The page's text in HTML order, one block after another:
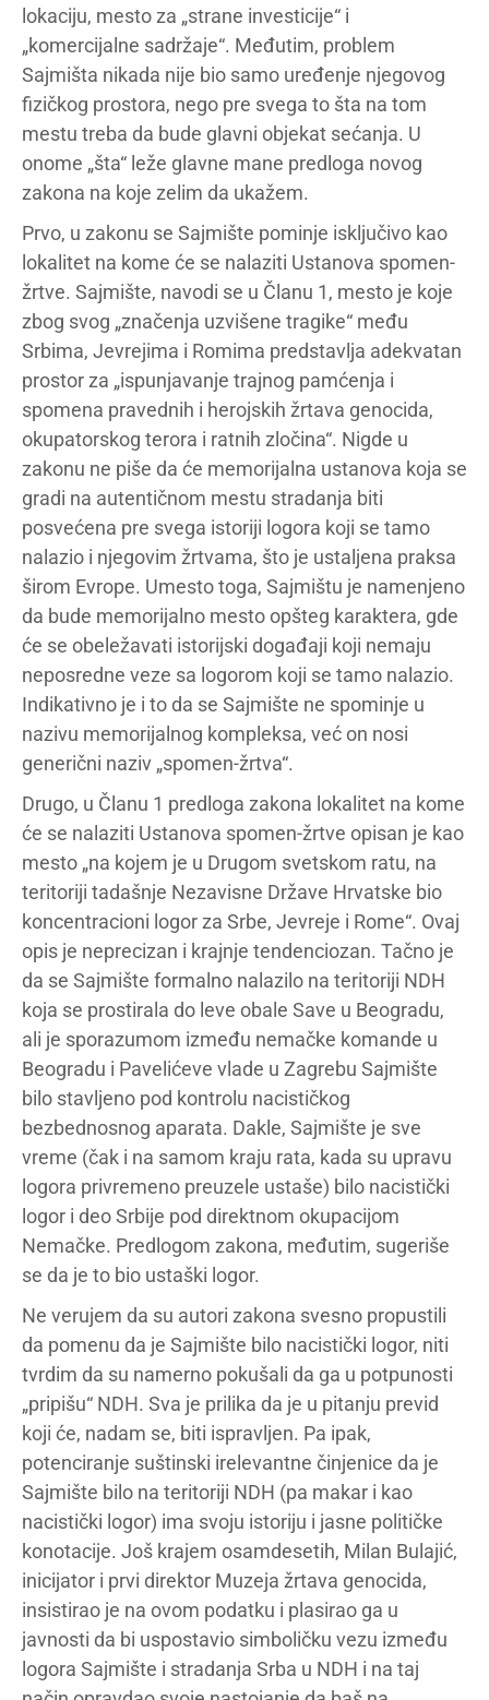
lokaciju, mesto za „strane investicije“ i
„komercijalne sadržaje“. Međutim, problem
Sajmišta nikada nije bio samo uređenje njegovog
fizičkog prostora, nego pre svega to šta na tom
mestu treba da bude glavni objekat sećanja. U
onome „šta“ leže glavne mane predloga novog
zakona na koje zelim da ukažem.
Prvo, u zakonu se Sajmište pominje isključivo kao
lokalitet na kome će se nalaziti Ustanova spomen-
žrtve. Sajmište, navodi se u Članu 1, mesto je koje
zbog svog „značenja uzvišene tragike“ među
Srbima, Jevrejima i Romima predstavlja adekvatan
prostor za „ispunjavanje trajnog pamćenja i
spomena pravednih i herojskih žrtava genocida,
okupatorskog terora i ratnih zločina“. Nigde u
zakonu ne piše da će memorijalna ustanova koja se
gradi na autentičnom mestu stradanja biti
posvećena pre svega istoriji logora koji se tamo
nalazio i njegovim žrtvama, što je ustaljena praksa
širom Evrope. Umesto toga, Sajmištu je namenjeno
da bude memorijalno mesto opšteg karaktera, gde
će se obeležavati istorijski događaji koji nemaju
neposredne veze sa logorom koji se tamo nalazio.
Indikativno je i to da se Sajmište ne spominje u
nazivu memorijalnog kompleksa, već on nosi
generični naziv „spomen-žrtva“.
Drugo, u Članu 1 predloga zakona lokalitet na kome
će se nalaziti Ustanova spomen-žrtve opisan je kao
mesto „na kojem je u Drugom svetskom ratu, na
teritoriji tadašnje Nezavisne Države Hrvatske bio
koncentracioni logor za Srbe, Jevreje i Rome“. Ovaj
opis je neprecizan i krajnje tendenciozan. Tačno je
da se Sajmište formalno nalazilo na teritoriji NDH
koja se prostirala do leve obale Save u Beogradu,
ali je sporazumom između nemačke komande u
Beogradu i Pavelićeve vlade u Zagrebu Sajmište
bilo stavljeno pod kontrolu nacističkog
bezbednosnog aparata. Dakle, Sajmište je sve
vreme (čak i na samom kraju rata, kada su upravu
logora privremeno preuzele ustaše) bilo nacistički
logor i deo Srbije pod direktnom okupacijom
Nemačke. Predlogom zakona, međutim, sugeriše
se da je to bio ustaški logor.
Ne verujem da su autori zakona svesno propustili
da pomenu da je Sajmište bilo nacistički logor, niti
tvrdim da su namerno pokušali da ga u potpunosti
„pripišu“ NDH. Sva je prilika da je u pitanju previd
koji će, nadam se, biti ispravljen. Pa ipak,
potenciranje suštinski irelevantne činjenice da je
Sajmište bilo na teritoriji NDH (pa makar i kao
nacistički logor) ima svoju istoriju i jasne političke
konotacije. Još krajem osamdesetih, Milan Bulajić,
inicijator i prvi direktor Muzeja žrtava genocida,
insistirao je na ovom podatku i plasirao ga u
javnosti da bi uspostavio simboličku vezu između
logora Sajmište i stradanja Srba u NDH i na taj